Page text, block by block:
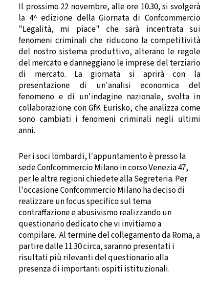
Il prossimo 22 novembre, alle ore 10.30, si svolgerà
la 4^ edizione della Giornata di Confcommercio
"Legalità, mi piace" che sarà incentrata sui
fenomeni criminali che riducono la competitività
del nostro sistema produttivo, alterano le regole
del mercato e danneggiano le imprese del terziario
di mercato. La giornata si aprirà con la
presentazione di un'analisi economica del
fenomeno e di un'indagine nazionale, svolta in
collaborazione con GfK Eurisko, che analizza come
sono cambiati i fenomeni criminali negli ultimi
anni.
Per i soci lombardi, l'appuntamento è presso la
sede Confcommercio Milano in corso Venezia 47,
per le altre regioni chiedete alla Segreteria. Per
l'occasione Confcommercio Milano ha deciso di
realizzare un focus specifico sul tema
contraffazione e abusivismo realizzando un
questionario dedicato che vi invitiamo a
compilare. Al termine del collegamento da Roma, a
partire dalle 11.30 circa, saranno presentati i
risultati più rilevanti del questionario alla
presenza di importanti ospiti istituzionali.